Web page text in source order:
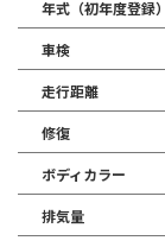
年式（初年度登録）
車検
走行距離
修復
ボディカラー
排気量